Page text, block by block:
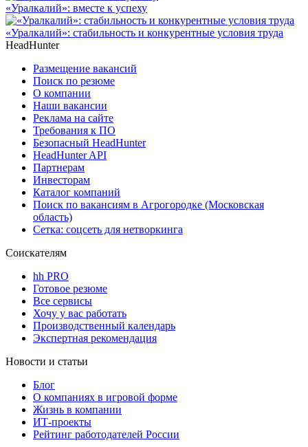
«Уралкалий»: вместе к успеху
«Уралкалий»: стабильность и конкурентные условия труда
HeadHunter
Размещение вакансий
Поиск по резюме
О компании
Наши вакансии
Реклама на сайте
Требования к ПО
Безопасный HeadHunter
HeadHunter API
Партнерам
Инвесторам
Каталог компаний
Поиск по вакансиям в Агрогородке (Московская
область)
Сетка: соцсеть для нетворкинга
Соискателям
hh PRO
Готовое резюме
Все сервисы
Хочу у вас работать
Производственный календарь
Экспертная рекомендация
Новости и статьи
Блог
О компаниях в игровой форме
Жизнь в компании
ИТ-проекты
Рейтинг работодателей России